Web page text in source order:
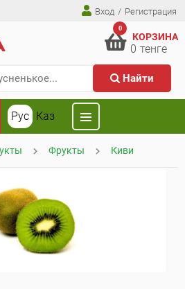
Вход / Регистрация
Найти
0
КОРЗИНА
0 тенге
Рус Каз
Фрукты Киви